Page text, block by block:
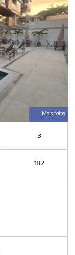
Mais fotos
3
182